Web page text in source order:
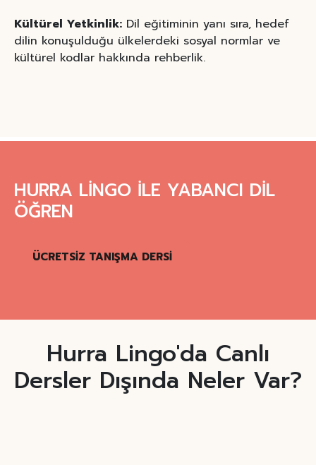
Kültürel Yetkinlik: Dil eğitiminin yanı sıra, hedef
dilin konuşulduğu ülkelerdeki sosyal normlar ve
kültürel kodlar hakkında rehberlik.
HURRA LİNGO İLE YABANCI DİL
ÖĞREN
ÜCRETSİZ TANIŞMA DERSİ
Hurra Lingo'da Canlı
Dersler Dışında Neler Var?